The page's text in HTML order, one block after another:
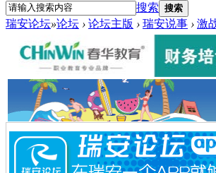
搜索 搜索
瑞安论坛»论坛 › 论坛主版 › 瑞安说事 › 激